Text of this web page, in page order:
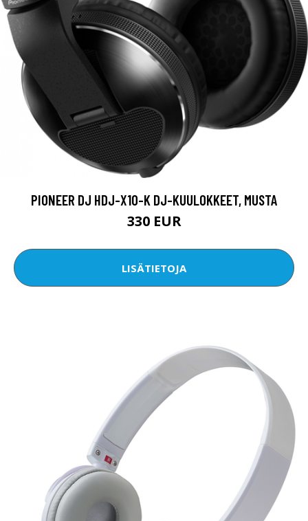
PIONEER DJ HDJ-X10-K DJ-KUULOKKEET, MUSTA
330 EUR
LISÄTIETOJA